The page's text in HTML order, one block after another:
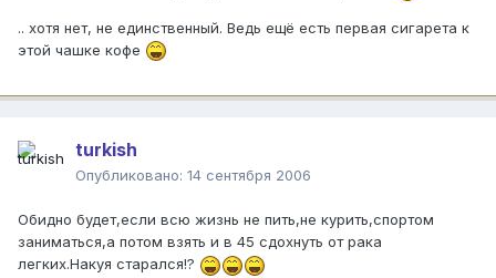
.. хотя нет, не единственный. Ведь ещё есть первая сигарета к
этой чашке кофе
turkish
Опубликовано: 14 сентября 2006
Обидно будет,если всю жизнь не пить,не курить,спортом
заниматься,а потом взять и в 45 сдохнуть от рака
легких.Накуя старался!?